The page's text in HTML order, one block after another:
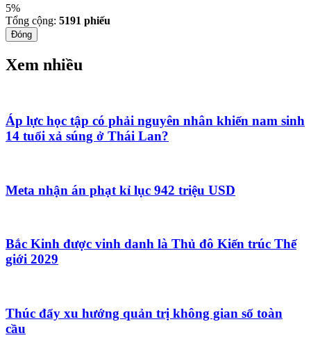
5%
Tổng cộng: 5191 phiếu
Đóng
Xem nhiều
Áp lực học tập có phải nguyên nhân khiến nam sinh
14 tuổi xả súng ở Thái Lan?
Meta nhận án phạt kỉ lục 942 triệu USD
Bắc Kinh được vinh danh là Thủ đô Kiến trúc Thế
giới 2029
Thúc đẩy xu hướng quản trị không gian số toàn
cầu